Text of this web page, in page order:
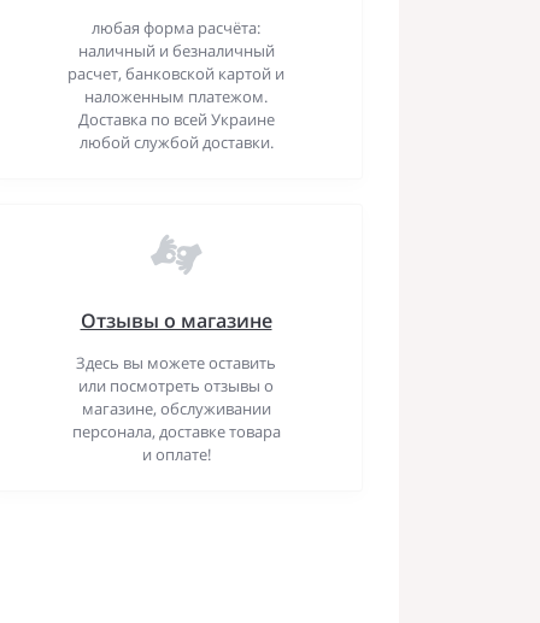
любая форма расчёта:
наличный и безналичный
расчет, банковской картой и
наложенным платежом.
Доставка по всей Украине
любой службой доставки.
Отзывы о магазине
Здесь вы можете оставить
или посмотреть отзывы о
магазине, обслуживании
персонала, доставке товара
и оплате!